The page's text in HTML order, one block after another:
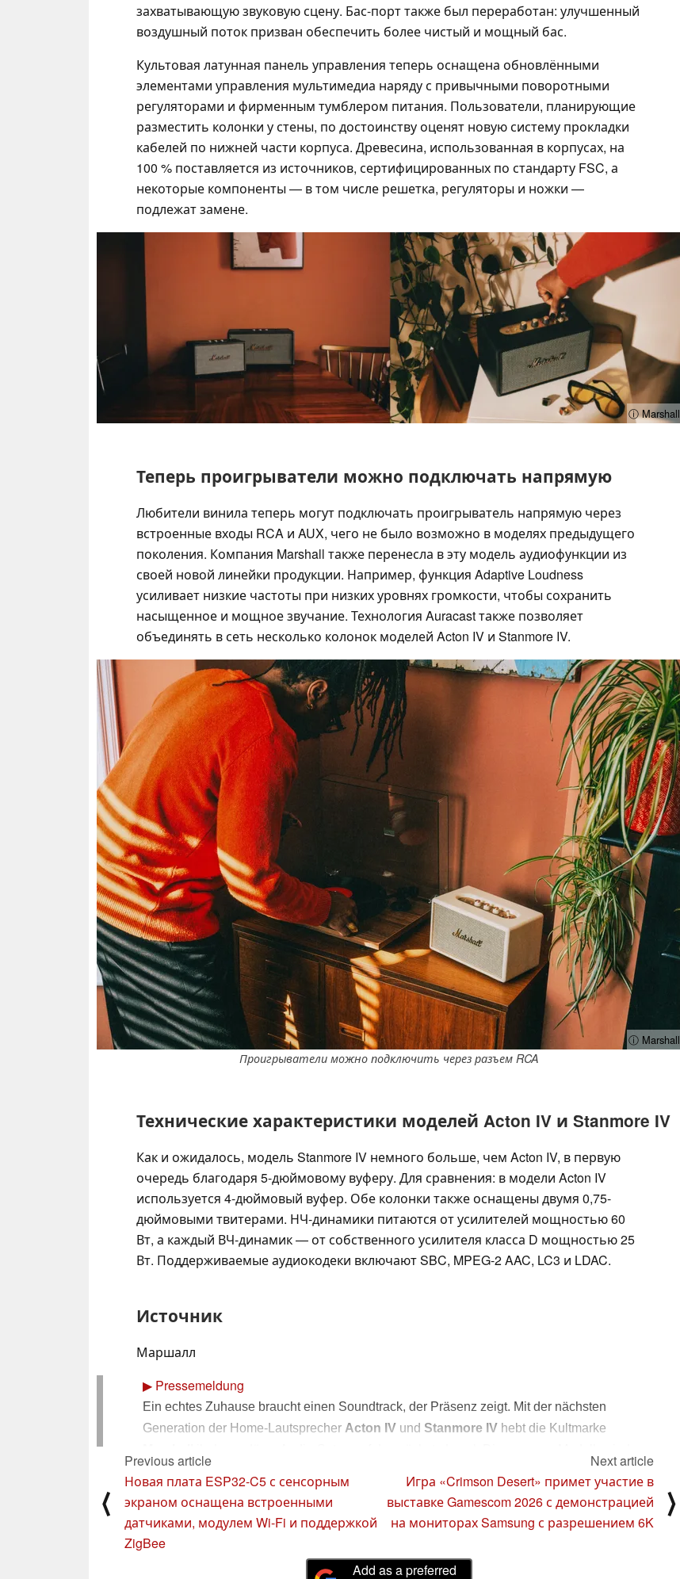
захватывающую звуковую сцену. Бас-порт также был переработан: улучшенный
воздушный поток призван обеспечить более чистый и мощный бас.
Культовая латунная панель управления теперь оснащена обновлёнными
элементами управления мультимедиа наряду с привычными поворотными
регуляторами и фирменным тумблером питания. Пользователи, планирующие
разместить колонки у стены, по достоинству оценят новую систему прокладки
кабелей по нижней части корпуса. Древесина, использованная в корпусах, на
100 % поставляется из источников, сертифицированных по стандарту FSC, а
некоторые компоненты — в том числе решетка, регуляторы и ножки —
подлежат замене.
ⓘ Marshall
Теперь проигрыватели можно подключать напрямую
Любители винила теперь могут подключать проигрыватель напрямую через
встроенные входы RCA и AUX, чего не было возможно в моделях предыдущего
поколения. Компания Marshall также перенесла в эту модель аудиофункции из
своей новой линейки продукции. Например, функция Adaptive Loudness
усиливает низкие частоты при низких уровнях громкости, чтобы сохранить
насыщенное и мощное звучание. Технология Auracast также позволяет
объединять в сеть несколько колонок моделей Acton IV и Stanmore IV.
ⓘ Marshall
Проигрыватели можно подключить через разъем RCA
Технические характеристики моделей Acton IV и Stanmore IV
Как и ожидалось, модель Stanmore IV немного больше, чем Acton IV, в первую
очередь благодаря 5-дюймовому вуферу. Для сравнения: в модели Acton IV
используется 4-дюймовый вуфер. Обе колонки также оснащены двумя 0,75-
дюймовыми твитерами. НЧ-динамики питаются от усилителей мощностью 60
Вт, а каждый ВЧ-динамик — от собственного усилителя класса D мощностью 25
Вт. Поддерживаемые аудиокодеки включают SBC, MPEG-2 AAC, LC3 и LDAC.
Источник
Маршалл
▶ Pressemeldung
Ein echtes Zuhause braucht einen Soundtrack, der Präsenz zeigt. Mit der nächsten
Generation der Home-Lautsprecher Acton IV und Stanmore IV hebt die Kultmarke
alle, die ikonisches Design lieben und bei raumfüllendem Sound keine Kompromisse
eingehen wollen.
RAUMFÜLLENDER SOUND: IKONISCHES DESIGN TRIFFT AUF MODERNE
⟨
Previous article
Новая плата ESP32-C5 с сенсорным
экраном оснащена встроенными
датчиками, модулем Wi-Fi и поддержкой
ZigBee
Next article
Игра «Crimson Desert» примет участие в
выставке Gamescom 2026 с демонстрацией
на мониторах Samsung с разрешением 6K
⟩
Add as a preferred